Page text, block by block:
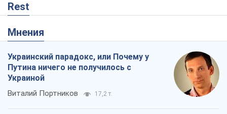
Rest
Мнения
Украинский парадокс, или Почему у
Путина ничего не получилось с
Украиной
Виталий Портников 17,2 т.